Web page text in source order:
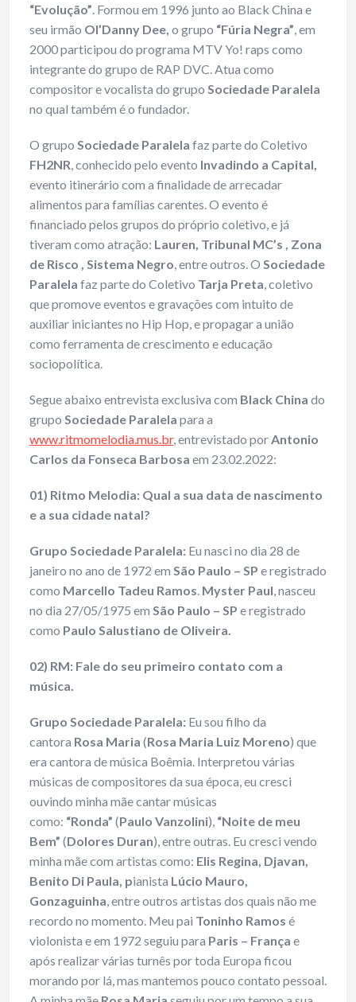
“Evolução”. Formou em 1996 junto ao Black China e
seu irmão Ol’Danny Dee, o grupo “Fúria Negra”, em
2000 participou do programa MTV Yo! raps como
integrante do grupo de RAP DVC. Atua como
compositor e vocalista do grupo Sociedade Paralela
no qual também é o fundador.
O grupo Sociedade Paralela faz parte do Coletivo
FH2NR, conhecido pelo evento Invadindo a Capital,
evento itinerário com a finalidade de arrecadar
alimentos para famílias carentes. O evento é
financiado pelos grupos do próprio coletivo, e já
tiveram como atração: Lauren, Tribunal MC’s , Zona
de Risco , Sistema Negro, entre outros. O Sociedade
Paralela faz parte do Coletivo Tarja Preta, coletivo
que promove eventos e gravações com intuito de
auxiliar iniciantes no Hip Hop, e propagar a união
como ferramenta de crescimento e educação
sociopolítica.
Segue abaixo entrevista exclusiva com Black China do
grupo Sociedade Paralela para a
www.ritmomelodia.mus.br, entrevistado porAntonio
Carlos da Fonseca Barbosa em 23.02.2022:
01) Ritmo Melodia: Qual a sua data de nascimento
e a sua cidade natal?
Grupo Sociedade Paralela: Eu nasci no dia 28 de
janeiro no ano de 1972 em São Paulo – SP e registrado
como Marcello Tadeu Ramos. Myster Paul, nasceu
no dia 27/05/1975 em São Paulo – SP e registrado
como Paulo Salustiano de Oliveira.
02) RM: Fale do seu primeiro contato com a
música.
Grupo Sociedade Paralela: Eu sou filho da
cantora Rosa Maria (Rosa Maria Luiz Moreno) que
era cantora de música Boêmia. Interpretou várias
músicas de compositores da sua época, eu cresci
ouvindo minha mãe cantar músicas
como: “Ronda” (Paulo Vanzolini), “Noite de meu
Bem” (Dolores Duran),entre outras. Eu cresci vendo
minha mãe com artistas como: Elis Regina, Djavan,
Benito Di Paula, pianista Lúcio Mauro,
Gonzaguinha, entre outros artistas dos quais não me
recordo no momento. Meu pai Toninho Ramos é
violonista e em 1972 seguiu para Paris – França e
após realizar várias turnês por toda Europa ficou
morando por lá, mas mantemos pouco contato pessoal.